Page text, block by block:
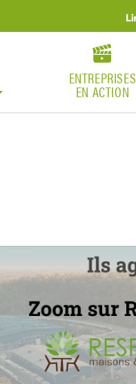
ENTREPRISES
EN ACTION